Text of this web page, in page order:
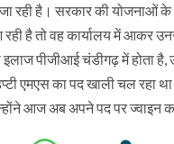
रही है। सरकार की योजनाओं
रही है तो वह कार्यालय में आकर
पीजीआई चंडीगढ़ में होता
एमएस का पद खाली चल रहा
आज अब अपने पद पर ज्वाइन